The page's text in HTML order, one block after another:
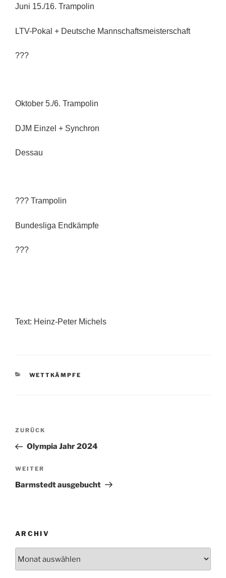
Juni 15./16. Trampolin
LTV-Pokal + Deutsche Mannschaftsmeisterschaft
???
Oktober 5./6. Trampolin
DJM Einzel + Synchron
Dessau
??? Trampolin
Bundesliga Endkämpfe
???
Text: Heinz-Peter Michels
KATEGORIEN
WETTKÄMPFE
Beitragsnavigation
Vorheriger
Beitrag
ZURÜCK
Olympia Jahr 2024
Nächster
Beitrag
WEITER
Barmstedt ausgebucht
ARCHIV